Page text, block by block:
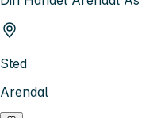
Sted
Arendal